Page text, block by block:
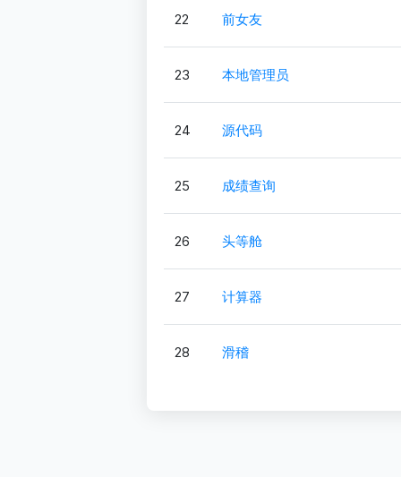
22 前女友
23 本地管理员
24 源代码
25 成绩查询
26 头等舱
27 计算器
28 滑稽